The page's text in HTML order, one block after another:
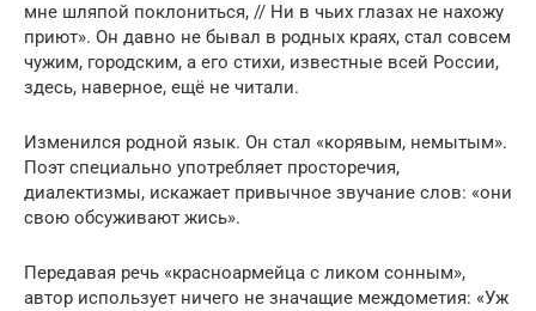
мне шляпой поклониться, // Ни в чьих глазах не нахожу
приют». Он давно не бывал в родных краях, стал совсем
чужим, городским, а его стихи, известные всей России,
здесь, наверное, ещё не читали.
Изменился родной язык. Он стал «корявым, немытым».
Поэт специально употребляет просторечия,
диалектизмы, искажает привычное звучание слов: «они
свою обсуживают жись».
Передавая речь «красноармейца с ликом сонным»,
автор использует ничего не значащие междометия: «Уж